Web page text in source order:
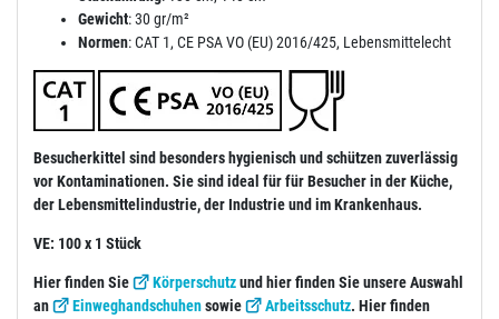
Gewicht: 30 gr/m²
Normen: CAT 1, CE PSA VO (EU) 2016/425, Lebensmittelecht
Besucherkittel sind besonders hygienisch und schützen zuverlässig
vor Kontaminationen. Sie sind ideal für für Besucher in der Küche,
der Lebensmittelindustrie, der Industrie und im Krankenhaus.
VE: 100 x 1 Stück
Hier finden Sie Körperschutzund hier finden Sie unsere Auswahl
an
Einweghandschuhensowie Arbeitsschutz. Hier finden